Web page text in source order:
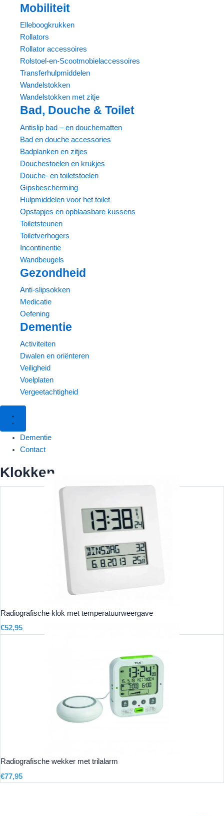
Mobiliteit
Elleboogkrukken
Rollators
Rollator accessoires
Rolstoel-en-Scootmobielaccessoires
Transferhulpmiddelen
Wandelstokken
Wandelstokken met zitje
Bad, Douche & Toilet
Antislip bad – en douchematten
Bad en douche accessories
Badplanken en zitjes
Douchestoelen en krukjes
Douche- en toiletstoelen
Gipsbescherming
Hulpmiddelen voor het toilet
Opstapjes en opblaasbare kussens
Toiletsteunen
Toiletverhogers
Incontinentie
Wandbeugels
Gezondheid
Anti-slipsokken
Medicatie
Oefening
Dementie
Activiteiten
Dwalen en oriënteren
Veiligheid
Voelplaten
Vergeetachtigheid
Dementie
Contact
Klokken
Radiografische klok met temperatuurweergave
€52,95
Radiografische wekker met trilalarm
€77,95